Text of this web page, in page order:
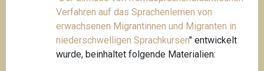
Verfahren auf das Sprachenlernen von
erwachsenen Migrantinnen und Migranten in
niederschwelligenSprachkursen"entwickelt
wurde, beinhaltet folgende Materialien: